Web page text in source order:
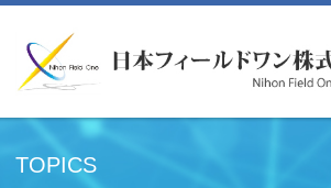
TOPICS